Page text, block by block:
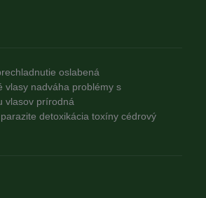
oslabená
vlasy nadváha problémy s
vlasov prírodná
detoxikácia toxíny cédrový